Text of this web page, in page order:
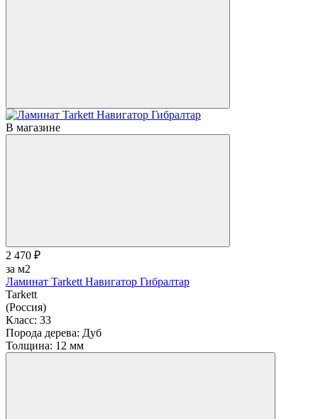
В магазине
2 470 ₽
за м2
Ламинат Tarkett Навигатор Гибралтар
Tarkett
(Россия)
Класс: 33
Порода дерева: Дуб
Толщина: 12 мм